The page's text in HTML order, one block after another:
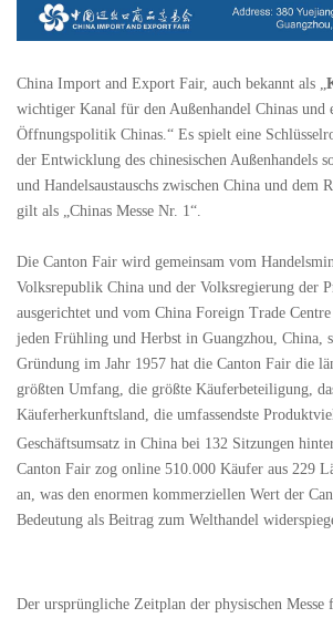
China Import and Export Fair, auch bekannt als „
wichtiger Kanal für den Außenhandel Chinas und
Öffnungspolitik Chinas.“ Es spielt eine
der Entwicklung des chinesischen Außenhandels
und Handelsaustauschs zwischen China und dem
gilt als „Chinas Messe Nr. 1“.
Die Canton Fair wird gemeinsam vom
Volksrepublik China und der Volksregierung der
ausgerichtet und vom China Foreign Trade
jeden Frühling und Herbst in Guangzhou, China,
Gründung im Jahr 1957 hat die Canton Fair die
größten Umfang, die größte Käuferbeteiligung,
Käuferherkunftsland, die umfassendste
Geschäftsumsatz in China bei 132 Sitzungen
Canton Fair zog online 510.000 Käufer aus 229
an, was den enormen kommerziellen Wert der
Bedeutung als Beitrag zum Welthandel
Der ursprüngliche Zeitplan der physischen Messe